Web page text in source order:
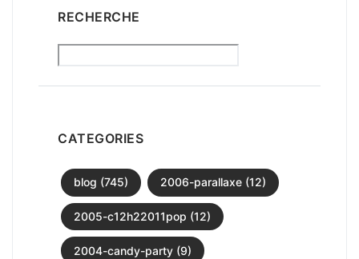
RECHERCHE
CATEGORIES
blog (745) 2006-parallaxe (12)
2005-c12h22011pop (12)
2004-candy-party (9)